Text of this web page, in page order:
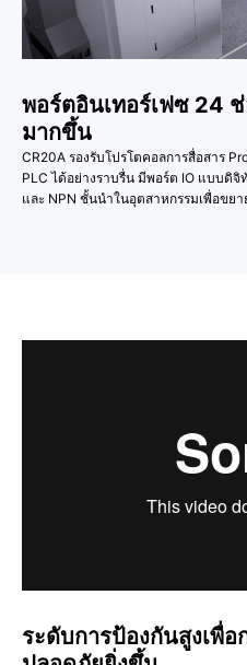
พอร์ตอินเทอร์เฟซ 24
มากขึ้น
CR20A รองรับโปรโตคอลการสื่อสาร
PLC ได้อย่างราบรื่น มีพอร์ต IO แบบดิจิ
และ NPN ชั้นนำในอุตสาหกรรมเพื่อขย
ระดับการป้องกันสูงเพื่